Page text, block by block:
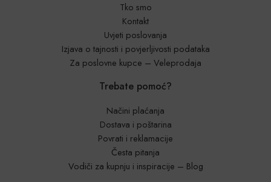
Tko smo
Kontakt
Uvjeti poslovanja
Izjava o tajnosti i povjerljivosti podataka
Za poslovne kupce – Veleprodaja
Trebate pomoć?
Načini plaćanja
Dostava i poštarina
Povrati i reklamacije
Česta pitanja
Vodiči za kupnju i inspiracije – Blog